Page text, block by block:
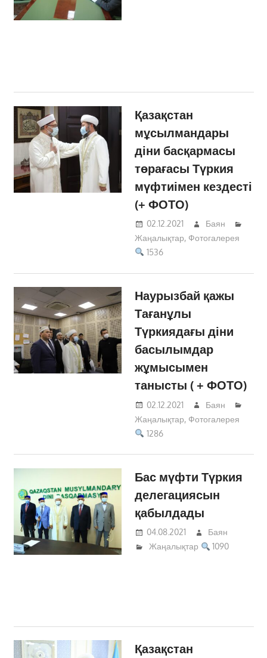
Қазақстан
мұсылмандары
діни басқармасы
төрағасы Түркия
мүфтиімен кездесті
(+ ФОТО)
02.12.2021
Баян
Жаңалықтар, Фотогалерея
1536
Наурызбай қажы
Тағанұлы
Түркиядағы діни
басылымдар
жұмысымен
танысты ( + ФОТО)
02.12.2021
Баян
Жаңалықтар, Фотогалерея
1286
Бас мүфти Түркия
делегациясын
қабылдады
04.08.2021
Баян
Жаңалықтар
1090
Қазақстан